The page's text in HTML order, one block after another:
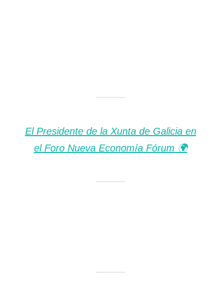
El Presidente de la Xunta de Galicia en
el Foro Nueva Economía Fórum 🌍